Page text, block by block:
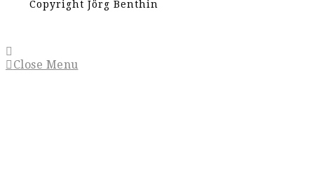
Copyright Jörg Benthin
Close Menu